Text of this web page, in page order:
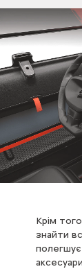
Крім
знайти